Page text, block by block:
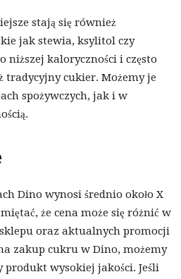
stają się również
jak stewia, ksylitol czy
niższej kaloryczności i często
tradycyjny cukier. Możemy je
spożywczych, jak i w
Dino wynosi średnio około X
że cena może się różnić w
oraz aktualnych promocji
zakup cukru w Dino, możemy
produkt wysokiej jakości. Jeśli